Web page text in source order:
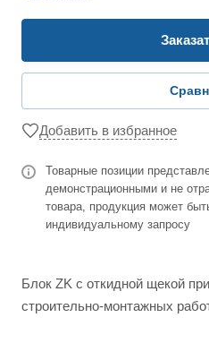
Добавить в избранное
Товарные позиции
демонстрационными и не
товара, продукция может
индивидуальному запросу
Блок ZK с откидной щекой
строительно-монтажных